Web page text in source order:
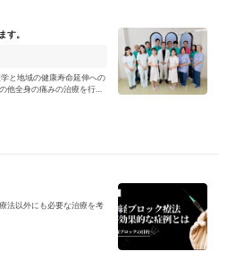
す。
と地域の健康寿命延伸への
他全身の痛みの治療を行っ
強会や講習会などご自身の
幅広く整形疾患を学ぶこと
明るい笑顔で元気にお仕事
学びながら、自分の技術を
グラウンドに応じたオーダ
法以外にも必要な治療を考